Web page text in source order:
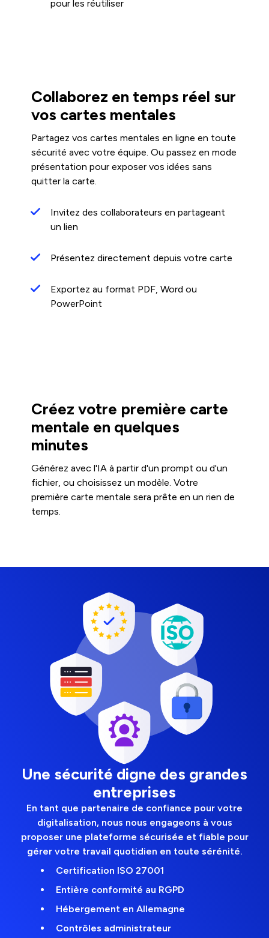
pour les réutiliser
Collaborez en temps réel sur
vos cartes mentales
Partagez vos cartes mentales en ligne en toute
sécurité avec votre équipe. Ou passez en mode
présentation pour exposer vos idées sans
quitter la carte.
Invitez des collaborateurs en partageant
un lien
Présentez directement depuis votre carte
Exportez au format PDF, Word ou
PowerPoint
Créez votre première carte
mentale en quelques
minutes
Générez avec l'IA à partir d'un prompt ou d'un
fichier, ou choisissez un modèle. Votre
première carte mentale sera prête en un rien de
temps.
Une sécurité digne des grandes
entreprises
En tant que partenaire de confiance pour votre
digitalisation, nous nous engageons à vous
proposer une plateforme sécurisée et fiable pour
gérer votre travail quotidien en toute sérénité.
Certification ISO 27001
Entière conformité au RGPD
Hébergement en Allemagne
Contrôles administrateur